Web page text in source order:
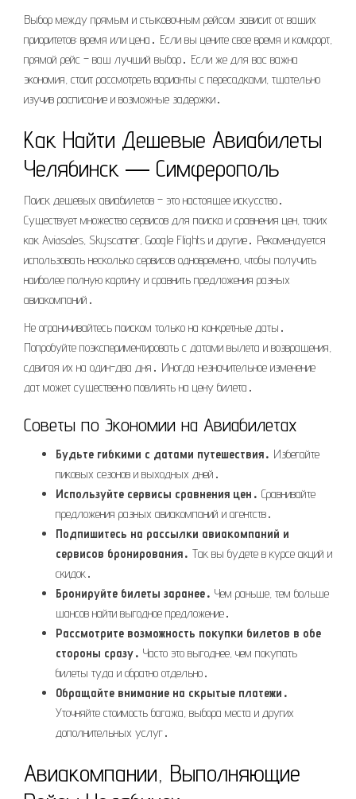
Выбор между прямым и стыковочным рейсом зависит от ваших
приоритетов: время или цена․ Если вы цените свое время и комфорт,
прямой рейс – ваш лучший выбор․ Если же для вас важна
экономия, стоит рассмотреть варианты с пересадками, тщательно
изучив расписание и возможные задержки․
Как Найти Дешевые Авиабилеты
Челябинск ― Симферополь
Поиск дешевых авиабилетов – это настоящее искусство․
Существует множество сервисов для поиска и сравнения цен, таких
как Aviasales, Skyscanner, Google Flights и другие․ Рекомендуется
использовать несколько сервисов одновременно, чтобы получить
наиболее полную картину и сравнить предложения разных
авиакомпаний․
Не ограничивайтесь поиском только на конкретные даты․
Попробуйте поэкспериментировать с датами вылета и возвращения,
сдвигая их на один-два дня․ Иногда незначительное изменение
дат может существенно повлиять на цену билета․
Советы по Экономии на Авиабилетах
Будьте гибкими с датами путешествия․ Избегайте
пиковых сезонов и выходных дней․
Используйте сервисы сравнения цен․ Сравнивайте
предложения разных авиакомпаний и агентств․
Подпишитесь на рассылки авиакомпаний и
сервисов бронирования․ Так вы будете в курсе акций и
скидок․
Бронируйте билеты заранее․ Чем раньше, тем больше
шансов найти выгодное предложение․
Рассмотрите возможность покупки билетов в обе
стороны сразу․ Часто это выгоднее, чем покупать
билеты туда и обратно отдельно․
Обращайте внимание на скрытые платежи․
Уточняйте стоимость багажа, выбора места и других
дополнительных услуг․
Авиакомпании, Выполняющие